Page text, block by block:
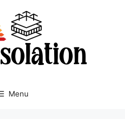
Menu